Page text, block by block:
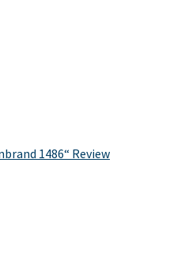
1486“ Review